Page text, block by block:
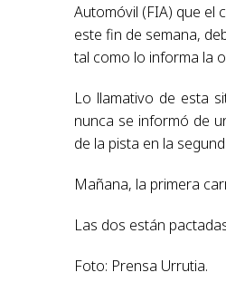
Automóvil (FIA) que el
este fin de semana,
tal como lo informa la
Lo llamativo de esta
nunca se informó de
de la pista en la
Mañana, la primera
Las dos están
Foto: Prensa Urrutia.